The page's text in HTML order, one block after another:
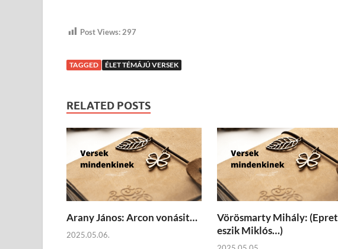
Post Views: 297
TAGGED ÉLET TÉMÁJÚ VERSEK
RELATED POSTS
Arany János: Arcon vonásit…
2025.05.06.
Vörösmarty Mihály: (Epret
eszik Miklós…)